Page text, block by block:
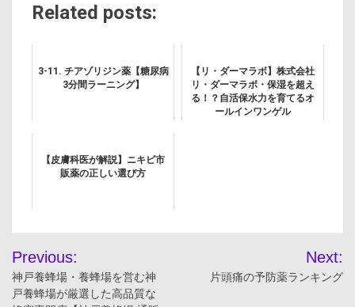
Related posts:
3-11. チアゾリジン薬【糖尿病
3分間ラーニング】
【リ・ダーマラボ】株式会社
リ・ダーマラボ・保湿を超え
る！？自活保水力を育てるオ
ールインワンゲル
【皮膚科医が解説】ニキビ市
販薬の正しい選び方
投
稿
Previous:
神戸養蜂場・養蜂場を営む神
戸養蜂場が厳選した高品質な
Next:
片頭痛の予防薬ランキング